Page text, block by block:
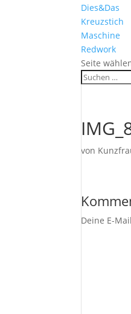
Dies&Das
Kreuzstich
Maschine
Redwork
Seite
von
Deine E-